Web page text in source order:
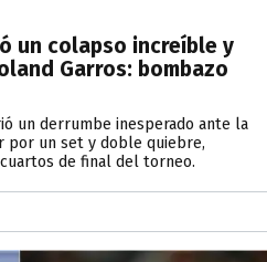
un colapso increíble y
Garros: bombazo
un derrumbe inesperado ante la
por un set y doble quiebre,
de final del torneo.